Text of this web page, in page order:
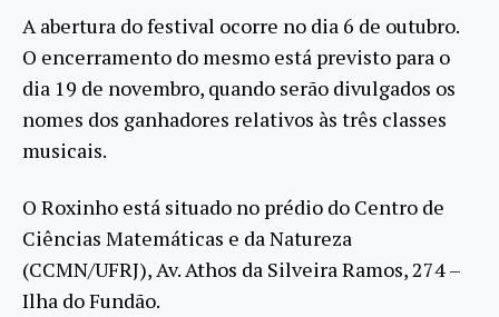
A abertura do festival ocorre no dia 6 de outubro.
O encerramento do mesmo está previsto para o
dia 19 de novembro, quando serão divulgados os
nomes dos ganhadores relativos às três classes
musicais.
O Roxinho está situado no prédio do Centro de
Ciências Matemáticas e da Natureza
(CCMN/UFRJ), Av. Athos da Silveira Ramos, 274 –
Ilha do Fundão.